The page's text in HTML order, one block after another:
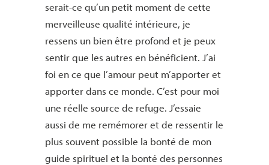
serait-ce qu’un petit moment de cette
merveilleuse qualité intérieure, je
ressens un bien être profond et je peux
sentir que les autres en bénéficient. J’ai
foi en ce que l’amour peut m’apporter et
apporter dans ce monde. C’est pour moi
une réelle source de refuge. J’essaie
aussi de me remémorer et de ressentir le
plus souvent possible la bonté de mon
guide spirituel et la bonté des personnes